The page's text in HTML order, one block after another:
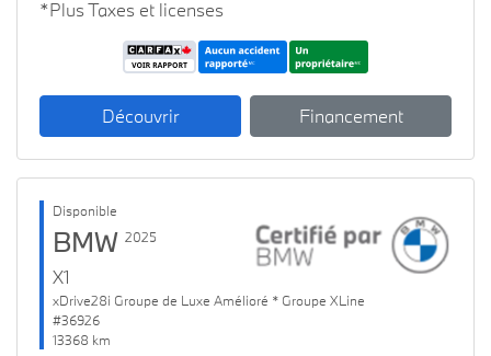
*Plus Taxes et licenses
Découvrir Financement
Disponible
BMW 2025
X1
xDrive28i Groupe de Luxe Amélioré * Groupe XLine
#36926
13368 km